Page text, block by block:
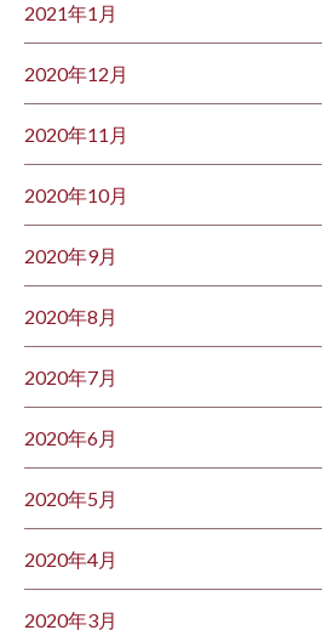
2021年1月
2020年12月
2020年11月
2020年10月
2020年9月
2020年8月
2020年7月
2020年6月
2020年5月
2020年4月
2020年3月